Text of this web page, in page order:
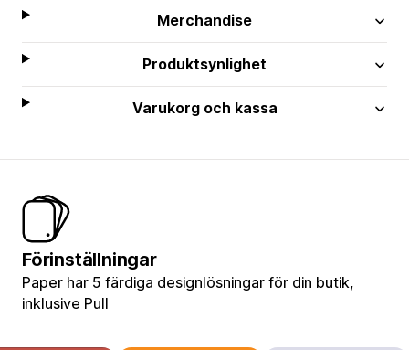
Merchandise
Produktsynlighet
Varukorg och kassa
Förinställningar
Paper har 5 färdiga designlösningar för din butik,
inklusive Pull